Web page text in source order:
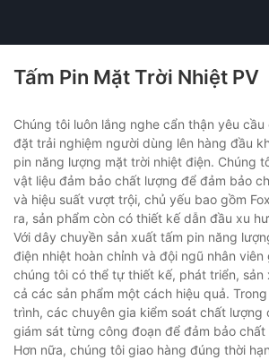
Tấm Pin Mặt Trời Nhiệt PV
Chúng tôi luôn lắng nghe cẩn thận yêu
đặt trải nghiệm người dùng lên hàng đầu
pin năng lượng mặt trời nhiệt điện. Chúng
vật liệu đảm bảo chất lượng để đảm bảo
và hiệu suất vượt trội, chủ yếu bao gồm
ra, sản phẩm còn có thiết kế dẫn đầu xu
Với dây chuyền sản xuất tấm pin năng
điện nhiệt hoàn chỉnh và đội ngũ nhân viên
chúng tôi có thể tự thiết kế, phát triển,
cả các sản phẩm một cách hiệu quả.
trình, các chuyên gia kiểm soát chất lượng
giám sát từng công đoạn để đảm bảo chất
Hơn nữa, chúng tôi giao hàng đúng thời